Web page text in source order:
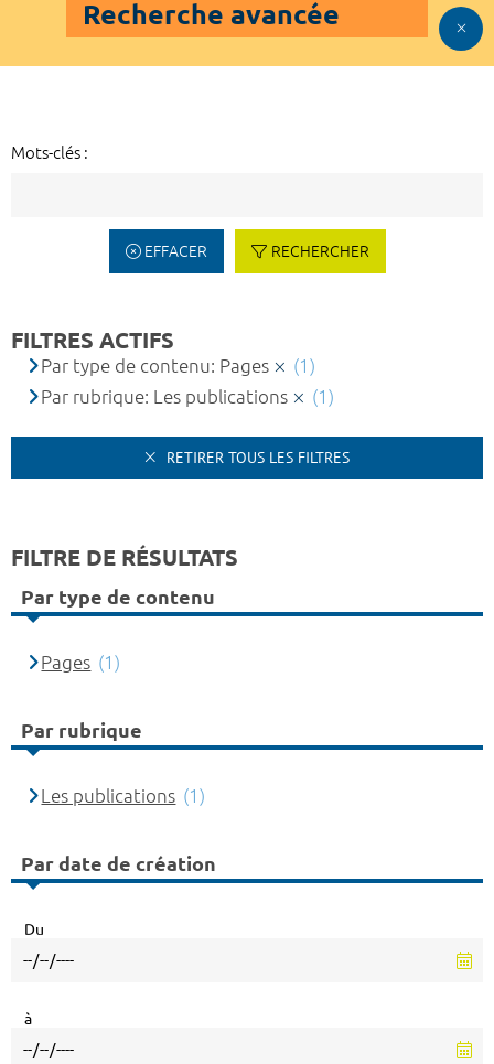
Recherche avancée
Mots-clés :
EFFACER RECHERCHER
FILTRES ACTIFS
Par type de contenu: Pages
(1)
Par rubrique: Les publications
(1)
RETIRER TOUS LES FILTRES
FILTRE DE RÉSULTATS
Par type de contenu
Pages (1)
Par rubrique
Les publications (1)
Par date de création
Du
à